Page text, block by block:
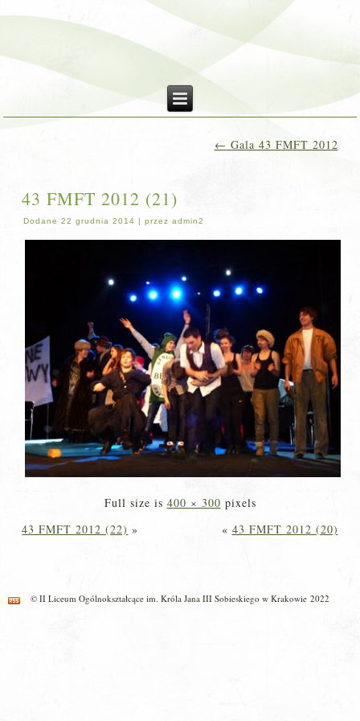
← Gala 43 FMFT 2012
43 FMFT 2012 (21)
Dodane 22 grudnia 2014 |przez admin2
Full size is 400 × 300 pixels
43 FMFT 2012 (22) » « 43 FMFT 2012 (20)
© II Liceum Ogólnokształcące im. Króla Jana III Sobieskiego w Krakowie 2022